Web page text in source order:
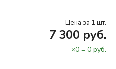
Цена за 1 шт.
7 300 руб.
×0 = 0 руб.